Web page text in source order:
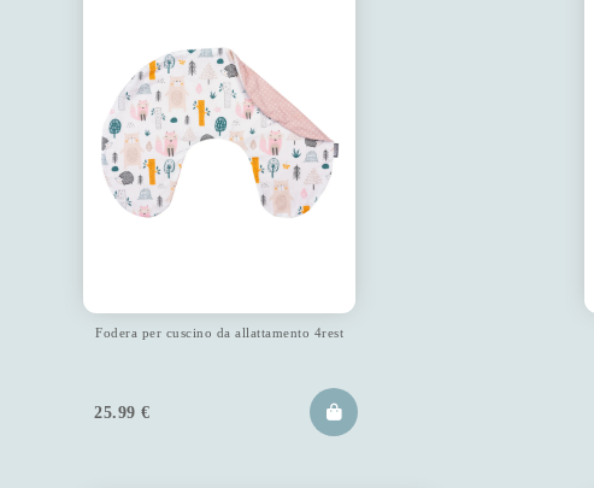
Fodera per cuscino da allattamento 4rest
25.99 €